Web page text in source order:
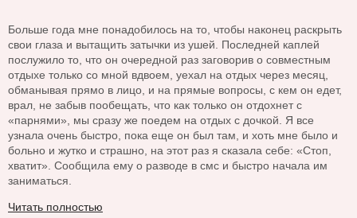
Больше года мне понадобилось на то, чтобы наконец раскрыть
свои глаза и вытащить затычки из ушей. Последней каплей
послужило то, что он очередной раз заговорив о совместным
отдыхе только со мной вдвоем, уехал на отдых через месяц,
обманывая прямо в лицо, и на прямые вопросы, с кем он едет,
врал, не забыв пообещать, что как только он отдохнет с
«парнями», мы сразу же поедем на отдых с дочкой. Я все
узнала очень быстро, пока еще он был там, и хоть мне было и
больно и жутко и страшно, на этот раз я сказала себе: «Стоп,
хватит». Сообщила ему о разводе в смс и быстро начала им
заниматься.
Читать полностью